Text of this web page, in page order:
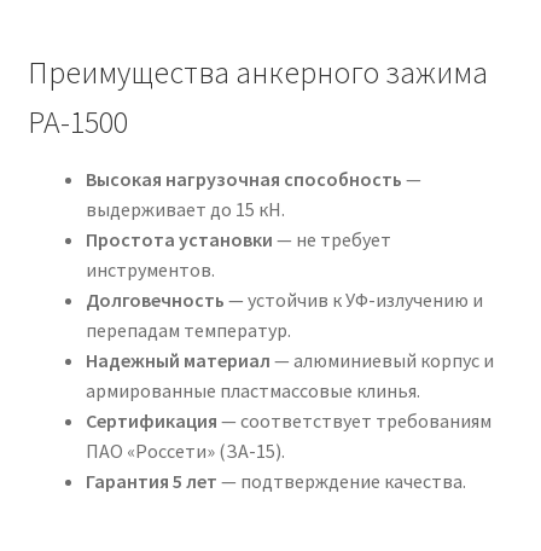
Преимущества анкерного зажима
PA-1500
Высокая нагрузочная способность —
выдерживает до 15 кН.
Простота установки — не требует
инструментов.
Долговечность — устойчив к УФ-излучению и
перепадам температур.
Надежный материал — алюминиевый корпус и
армированные пластмассовые клинья.
Сертификация — соответствует требованиям
ПАО «Россети» (ЗА-15).
Гарантия 5 лет — подтверждение качества.